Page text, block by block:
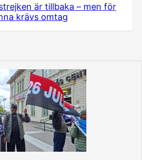
är tillbaka – men för
krävs omtag